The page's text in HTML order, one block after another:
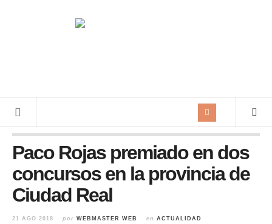
Paco Rojas premiado en dos
concursos en la provincia de
Ciudad Real
21 AGO 2018 por WEBMASTER WEB en ACTUALIDAD